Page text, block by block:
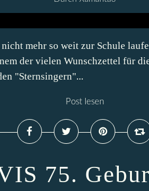
mehr so weit zur Schule
der vielen Wunschzettel für
"Sternsingern"...
Post lesen
75.